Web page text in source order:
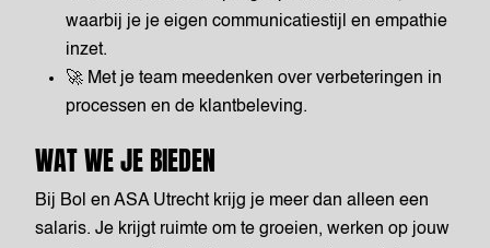
waarbij je je eigen communicatiestijl en empathie
inzet.
🚀 Met je team meedenken over verbeteringen in
processen en de klantbeleving.
WAT WE JE BIEDEN
Bij Bol en ASA Utrecht krijg je meer dan alleen een
salaris. Je krijgt ruimte om te groeien, werken op jouw